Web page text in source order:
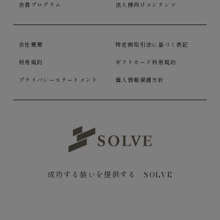
会員プログラム 法人様向けコンテンツ
会社概要 特定商取引法に基づく表記
利用規約 ギフトカード利用規約
プライバシーステートメント 個人情報保護方針
成功する装いを提供する SOLVE